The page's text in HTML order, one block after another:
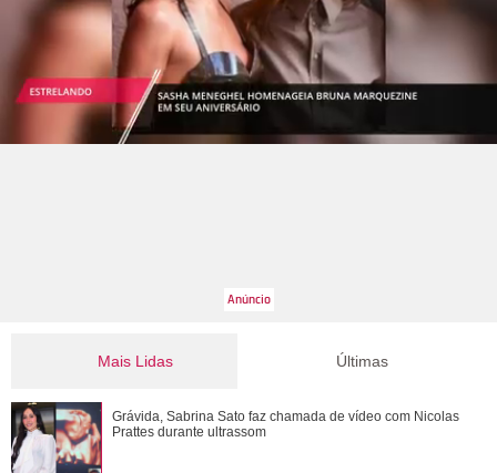
Mais Lidas
Desejada! Relembre os gringos famosos que já se
derreteram por Bruna Marquezine
Últimas
Grávida, Sabrina Sato faz chamada de vídeo com Nicolas
Prattes durante ultrassom